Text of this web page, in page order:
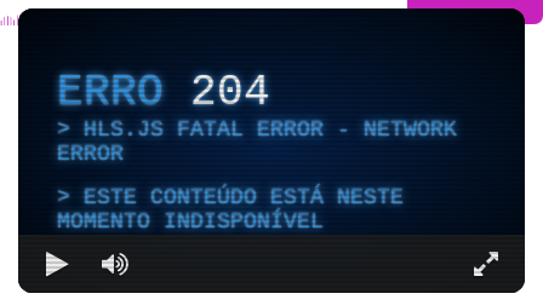
ERRO204
HLS.JS FATAL ERROR - NETWORK
ERROR
ESTE CONTEÚDO ESTÁ NESTE
MOMENTO INDISPONÍVEL